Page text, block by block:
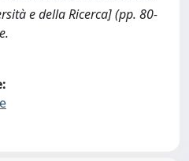
e della Ricerca] (pp. 80-